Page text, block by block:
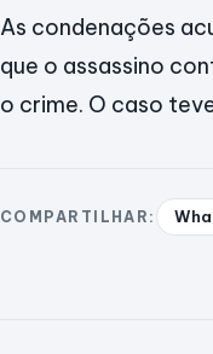
As condenações
que o assassino
o crime. O caso
COMPARTILHAR: